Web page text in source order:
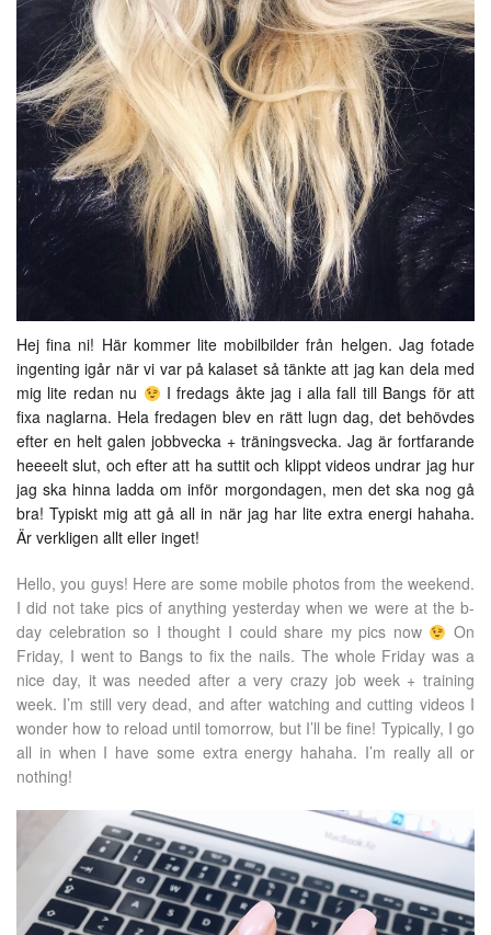
Hej fina ni! Här kommer lite mobilbilder från helgen. Jag fotade
ingenting igår när vi var på kalaset så tänkte att jag kan dela med
mig lite redan nu
I fredags åkte jag i alla fall till Bangs för att
fixa naglarna. Hela fredagen blev en rätt lugn dag, det behövdes
efter en helt galen jobbvecka + träningsvecka. Jag är fortfarande
heeeelt slut, och efter att ha suttit och klippt videos undrar jag hur
jag ska hinna ladda om inför morgondagen, men det ska nog gå
bra! Typiskt mig att gå all in när jag har lite extra energi hahaha.
Är verkligen allt eller inget!
Hello, you guys! Here are some mobile photos from the weekend.
I did not take pics of anything yesterday when we were at the b-
day celebration so I thought I could share my pics now
On
Friday, I went to Bangs to fix the nails. The whole Friday was a
nice day, it was needed after a very crazy job week + training
week. I’m still very dead, and after watching and cutting videos I
wonder how to reload until tomorrow, but I’ll be fine! Typically, I go
all in when I have some extra energy hahaha. I’m really all or
nothing!